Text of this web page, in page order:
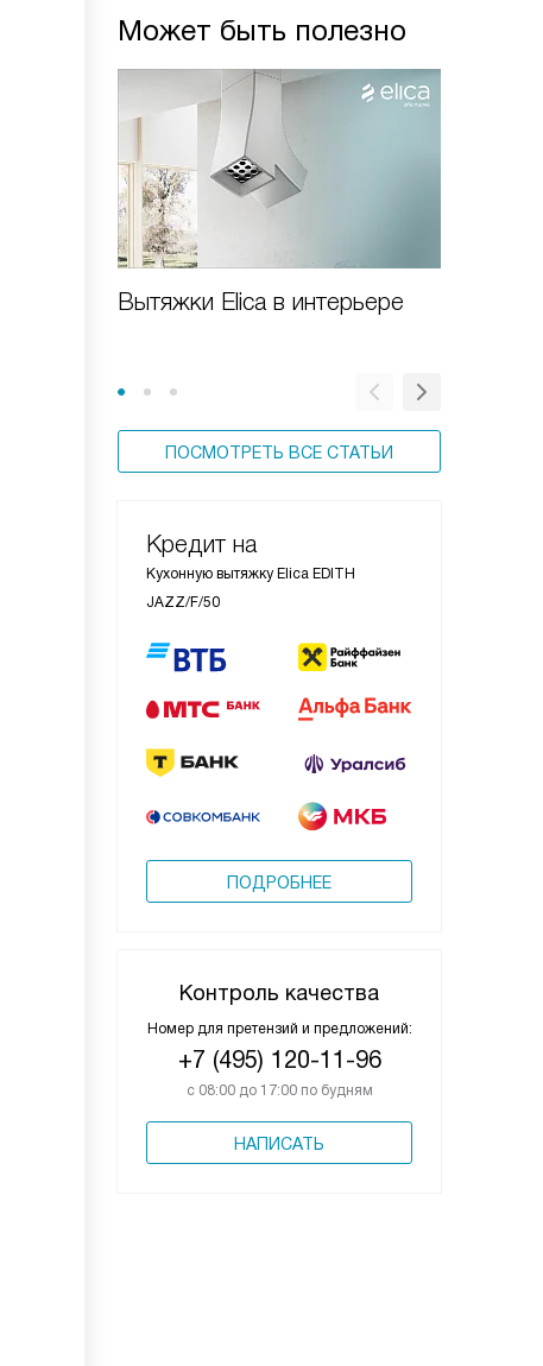
Может быть полезно
Вытяжки Elica в интерьере
ПОСМОТРЕТЬ ВСЕ СТАТЬИ
Кредит на
Кухонную вытяжку Elica EDITH
JAZZ/F/50
ПОДРОБНЕЕ
Контроль качества
Номер для претензий и предложений:
+7 (495) 120-11-96
с 08:00 до 17:00 по будням
НАПИСАТЬ